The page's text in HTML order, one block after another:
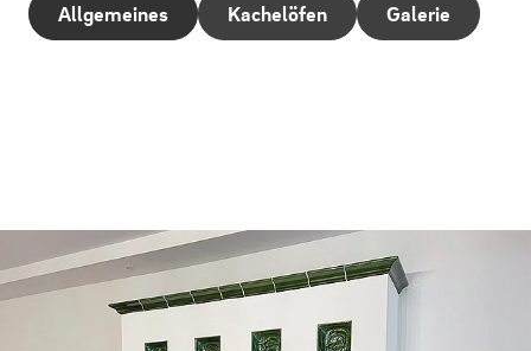
Allgemeines Kachelöfen Galerie